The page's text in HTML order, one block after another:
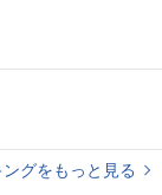
グをもっと見る